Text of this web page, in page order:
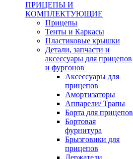
ПРИЦЕПЫ И
КОМПЛЕКТУЮЩИЕ
Прицепы
Тенты и Каркасы
Пластиковые крышки
Детали, запчасти и
аксессуары для прицепов
и фургонов
Аксессуары для
прицепов
Амортизаторы
Аппарели/ Трапы
Борта для прицепов
Бортовая
фурнитура
Брызговики для
прицепов
Держатели